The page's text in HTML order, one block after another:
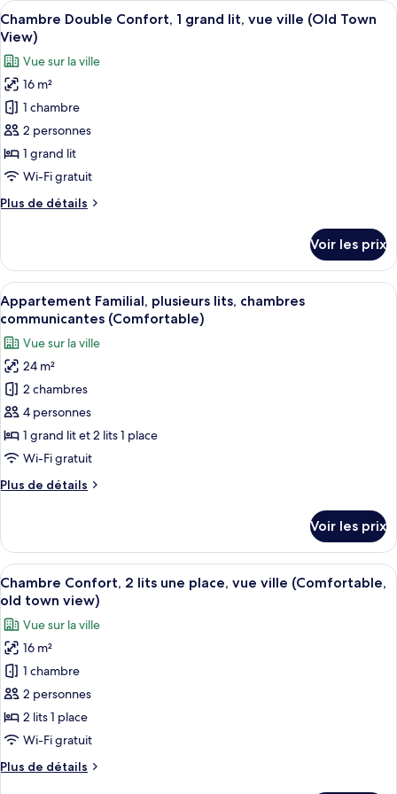
double
(Comfortable)
de
chambre
Chambre
Standard,
lit
double
(Comfortable)
Afficher
toutes
les
photos
pour
ce
type
de
chambre :
Double
grand
lit,
vue
ville
(Old
Town
View)
Une chambre d’hôtel équipée d’un
12
Chambre Double Confort, 1 grand lit, vue ville (Old Town
View)
Vue sur la ville
16 m²
1 chambre
2 personnes
1 grand lit
Wi-Fi gratuit
Plus de détails
Plus
le
type
de
chambre
Double
Confort,
grand
lit,
ville
(Old
View)
Voir les prix
Afficher
toutes
les
photos
pour
ce
type
de
chambre :
Familial,
chambres
communicantes
(Comfortable)
Appartement Familial, plusieurs lits,
13
Appartement Familial, plusieurs lits, chambres
communicantes (Comfortable)
Vue sur la ville
24 m²
2 chambres
4 personnes
1 grand lit et 2 lits 1 place
Wi-Fi gratuit
Plus de détails
Plus
le
type
de
chambre
Familial,
plusieurs
lits,
chambres
communicantes
Voir les prix
Afficher
toutes
les
photos
pour
ce
type
de
chambre :
Confort,
Une chambre d’hôtel avec deux
13
Chambre Confort, 2 lits une place, vue ville (Comfortable,
old town view)
Vue sur la ville
16 m²
1 chambre
2 personnes
2 lits 1 place
Wi-Fi gratuit
Plus de détails
Plus